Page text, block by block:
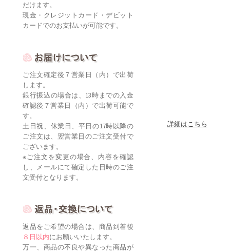
だけます。
現金・クレジットカード・デビット
カードでのお支払いが可能です。
ご注文確定後７営業日（内）で出荷
します。
銀行振込の場合は、13時までの入金
確認後７営業日（内）で出荷可能で
す。
土日祝、休業日、平日の17時以降の
ご注文は、翌営業日のご注文受付で
ございます。
※ご注文を変更の場合、内容を確認
し、メールにて確定した日時のご注
文受付となります。
詳細はこちら
返品をご希望の場合は、商品到着後
８日以内にお願いいたします。
万一、商品の不良や異なった商品が